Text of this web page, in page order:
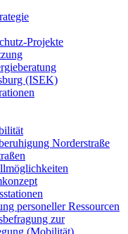
Projekte
(ISEK)
Norderstraße
personeller Ressourcen
zur
(Mobilität)